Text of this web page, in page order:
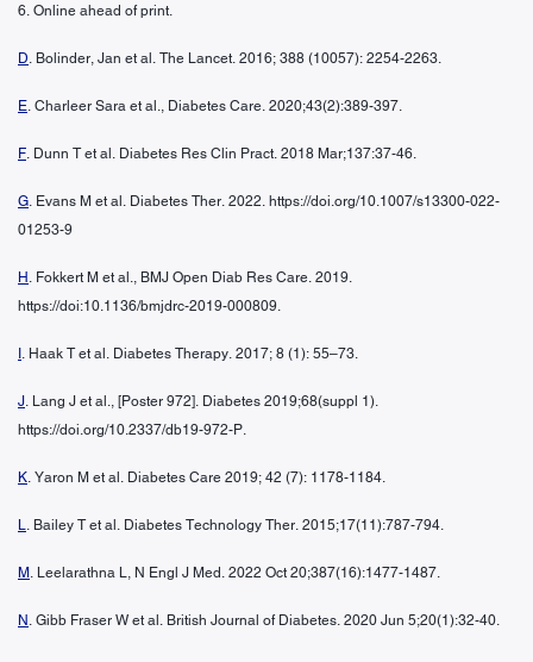
6. Online ahead of print.
D. Bolinder, Jan et al. The Lancet. 2016; 388 (10057): 2254-2263.
E. Charleer Sara et al., Diabetes Care. 2020;43(2):389-397.
F. Dunn T et al. Diabetes Res Clin Pract. 2018 Mar;137:37-46.
G. Evans M et al. Diabetes Ther. 2022. https://doi.org/10.1007/s13300-022-
01253-9
H . Fokkert M et al., BMJ Open Diab Res Care. 2019.
https://doi:10.1136/bmjdrc-2019-000809.
. Haak T et al. Diabetes Therapy. 2017; 8 (1): 55–73.
J. Lang J et al., [Poster 972]. Diabetes 2019;68(suppl 1).
https://doi.org/10.2337/db19-972-P.
K. Yaron M et al. Diabetes Care 2019; 42 (7): 1178-1184.
L. Bailey T et al. Diabetes Technology Ther. 2015;17(11):787-794.
M . Leelarathna L, N Engl J Med. 2022 Oct 20;387(16):1477-1487.
N . Gibb Fraser W et al. British Journal of Diabetes. 2020 Jun 5;20(1):32-40.